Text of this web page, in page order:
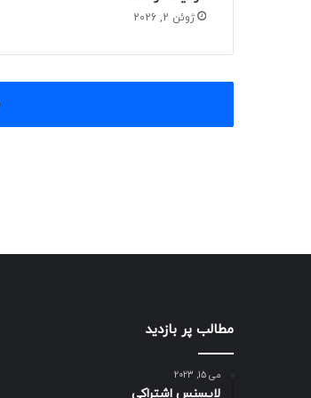
ژوئن 2, 2026
مطالب پر بازدید
می 15, 2023
لایسنس اشتراکی